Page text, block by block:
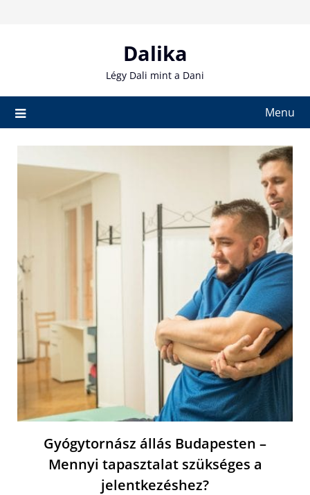
Dalika
Légy Dali mint a Dani
Menu
Gyógytornász állás Budapesten –
Mennyi tapasztalat szükséges a
jelentkezéshez?